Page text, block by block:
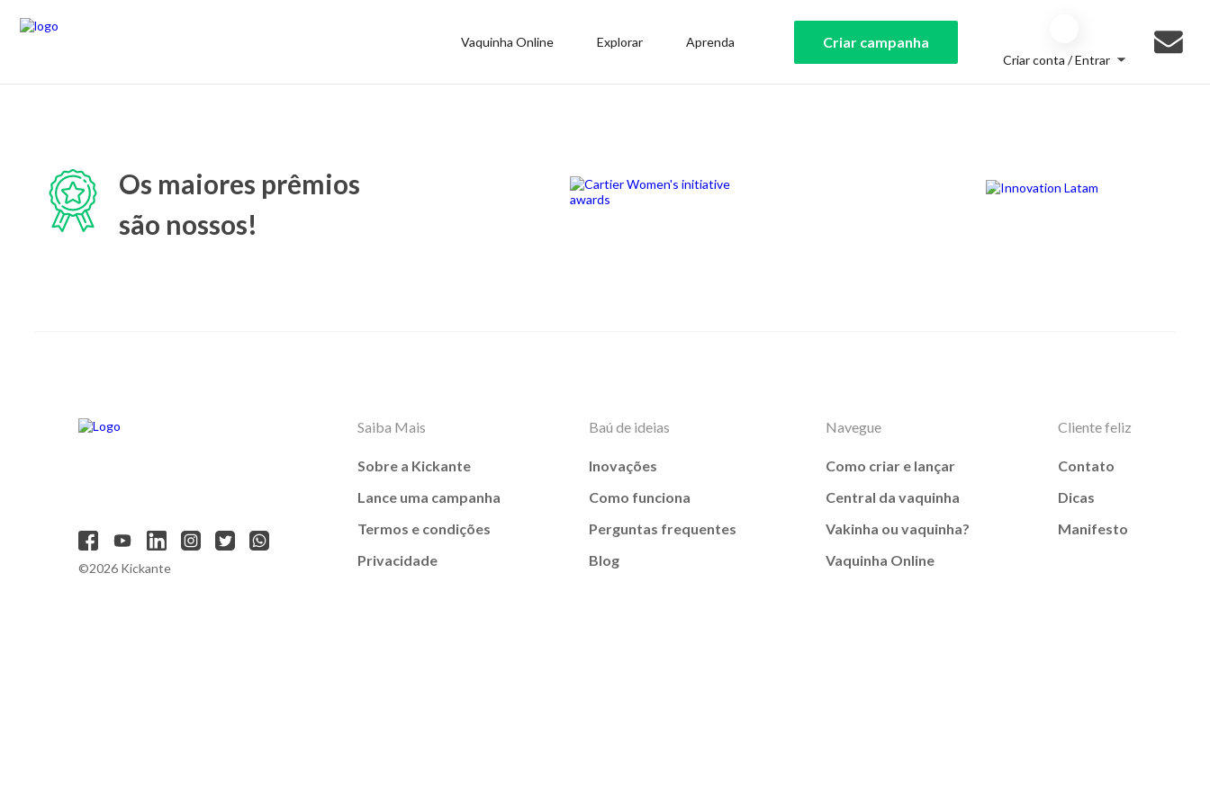
Vaquinha Online Explorar Aprenda Criar campanha
Criar conta / Entrar
Os maiores prêmios
são nossos!
©2026 Kickante
Saiba Mais
Sobre a Kickante
Lance uma campanha
Termos e condições
Privacidade
Baú de ideias
Inovações
Como funciona
Perguntas frequentes
Blog
Navegue
Como criar e lançar
Central da vaquinha
Vakinha ou vaquinha?
Vaquinha Online
Cliente feliz
Contato
Dicas
Manifesto